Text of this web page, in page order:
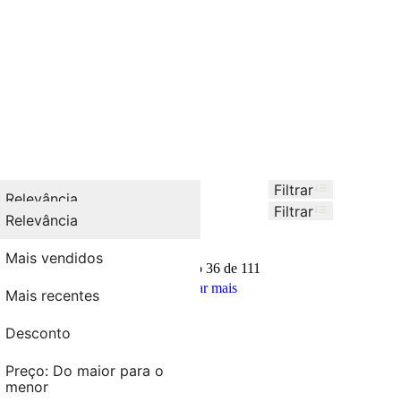
Ordenar por
Relevância
menor
Filtrar
Ordenar por
Relevância
Mais vendidos
Mais recentes
Desconto
Preço: Do maior para o
menor
Filtrar
111Produtos
Mostrando 36 de 111
Mostrar mais